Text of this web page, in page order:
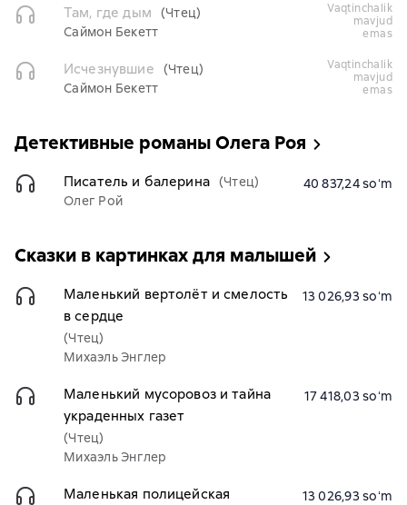
Там, где дым
(Чтец)
Саймон Бекетт
vaqtinchalik
mavjud
emas
Исчезнувшие
(Чтец)
Саймон Бекетт
vaqtinchalik
mavjud
emas
Детективные романы Олега Роя
Писатель и балерина (Чтец)
Олег Рой
40 837,24 soʻm
Сказки в картинках для малышей
Маленький вертолёт и смелость
в сердце
(Чтец)
Михаэль Энглер
13 026,93 soʻm
Маленький мусоровоз и тайна
украденных газет
(Чтец)
Михаэль Энглер
17 418,03 soʻm
Маленькая полицейская
13 026,93 soʻm